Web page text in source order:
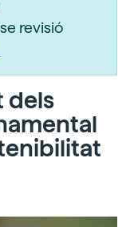
revisió
dels